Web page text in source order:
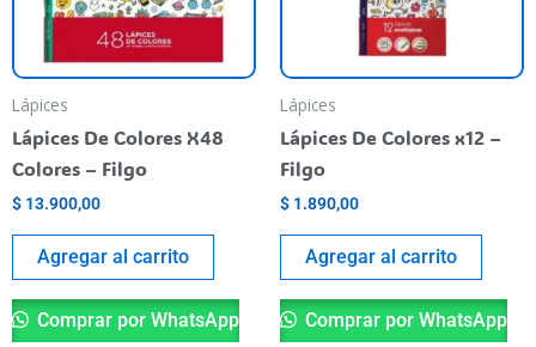
Lápices
Lápices De Colores X48
Colores – Filgo
$ 13.900,00
Agregar al carrito
Comprar por WhatsApp
Lápices
Lápices De Colores x12 –
Filgo
$ 1.890,00
Agregar al carrito
Comprar por WhatsApp